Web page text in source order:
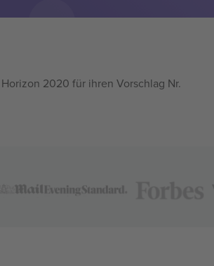
2020 für ihren Vorschlag Nr.